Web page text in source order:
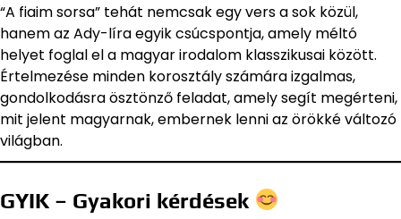
“A fiaim sorsa” tehát nemcsak egy vers a sok közül,
hanem az Ady-líra egyik csúcspontja, amely méltó
helyet foglal el a magyar irodalom klasszikusai között.
Értelmezése minden korosztály számára izgalmas,
gondolkodásra ösztönző feladat, amely segít megérteni,
mit jelent magyarnak, embernek lenni az örökké változó
világban.
GYIK – Gyakori kérdések